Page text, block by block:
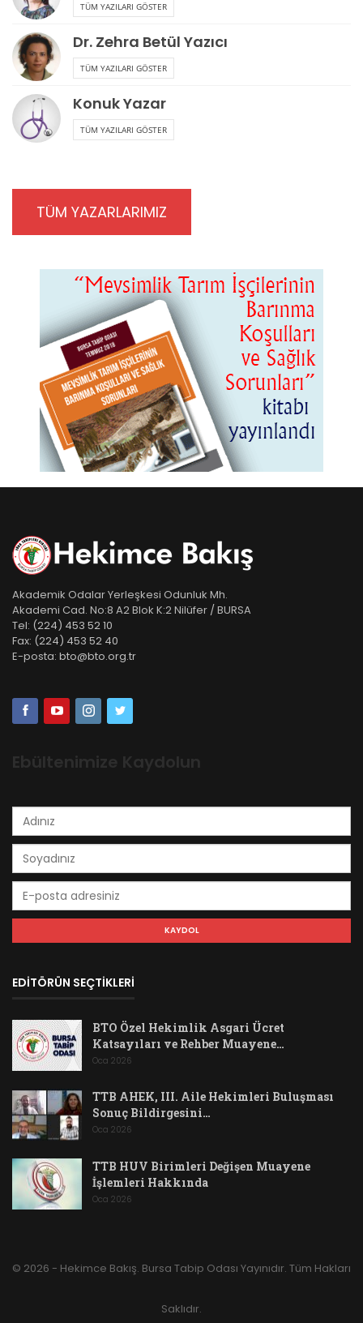
TÜM YAZILARI GÖSTER
Dr. Zehra Betül Yazıcı
TÜM YAZILARI GÖSTER
Konuk Yazar
TÜM YAZILARI GÖSTER
TÜM YAZARLARIMIZ
Akademik Odalar Yerleşkesi Odunluk Mh.
Akademi Cad. No:8 A2 Blok K:2 Nilüfer / BURSA
Tel: (224) 453 52 10
Fax: (224) 453 52 40
E-posta: bto@bto.org.tr
Ebültenimize Kaydolun
EDİTÖRÜN SEÇTİKLERİ
BTO Özel Hekimlik Asgari Ücret
Katsayıları ve Rehber Muayene…
Oca 2026
TTB AHEK, III. Aile Hekimleri Buluşması
Sonuç Bildirgesini…
Oca 2026
TTB HUV Birimleri Değişen Muayene
İşlemleri Hakkında
Oca 2026
© 2026 - Hekimce Bakış. Bursa Tabip Odası Yayınıdır. Tüm Hakları
Saklıdır.